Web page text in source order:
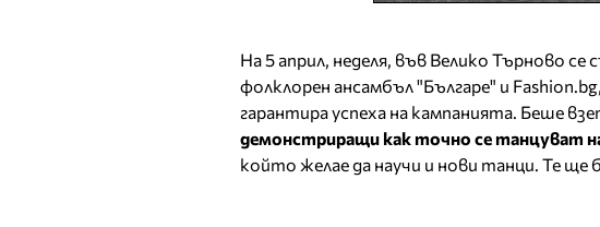
На 5 април, неделя, във Велико Търново
фолклорен ансамбъл "Българе" и
гарантира успеха на кампанията. Беше
демонстриращи как точно се танцуват
който желае да научи и нови танци. Те ще